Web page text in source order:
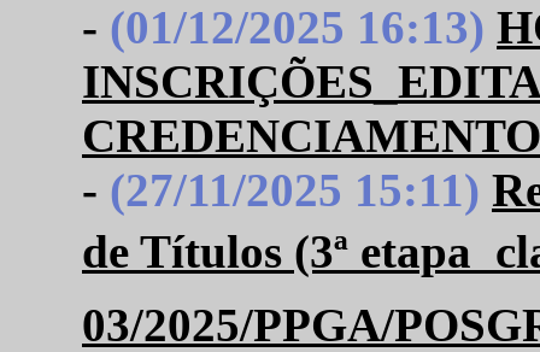
- (01/12/2025 16:13)
- (27/11/2025 15:11)
de Títulos (3ª etapa 
03/2025/PPGA/